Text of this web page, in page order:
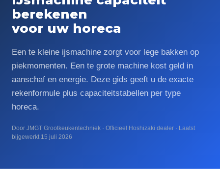
berekenen
voor uw horeca
Een te kleine ijsmachine zorgt voor lege bakken op
piekmomenten. Een te grote machine kost geld in
aanschaf en energie. Deze gids geeft u de exacte
rekenformule plus capaciteitstabellen per type
horeca.
Door JMGT Grootkeukentechniek · Officieel Hoshizaki dealer · Laatst
bijgewerkt 15 juli 2026